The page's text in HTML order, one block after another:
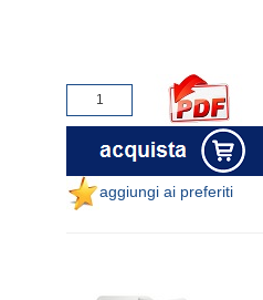
aggiungi ai preferiti